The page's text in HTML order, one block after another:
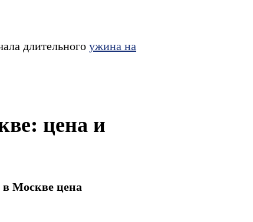
длительногоужина на
цена и
в Москве цена